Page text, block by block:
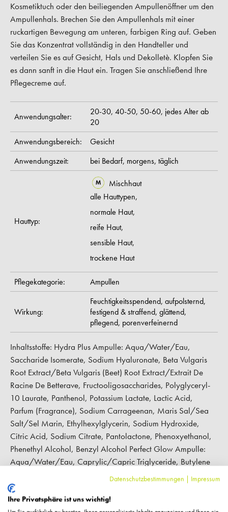
Kosmetiktuch oder den beiliegenden Ampullenöffner um den
Ampullenhals. Brechen Sie den Ampullenhals mit einer
ruckartigen Bewegung am unteren, farbigen Ring auf. Geben
Sie das Konzentrat vollständig in den Handteller und
verteilen Sie es auf Gesicht, Hals und Dekolletè. Klopfen Sie
es dann sanft in die Haut ein. Tragen Sie anschließend Ihre
Pflegecreme auf.
Anwendungsalter: 20-30, 40-50, 50-60, jedes Alter ab
20
Anwendungsbereich:
Gesicht
Anwendungszeit:
bei Bedarf, morgens, täglich
Hauttyp:
Mischhaut
alle Hauttypen,
normale Haut,
reife Haut,
sensible Haut,
trockene Haut
Pflegekategorie: Ampullen
Wirkung:
Feuchtigkeitsspendend, aufpolsternd,
festigend & straffend, glättend,
pflegend, porenverfeinernd
Inhaltsstoffe: Hydra Plus Ampulle: Aqua/Water/Eau,
Saccharide Isomerate, Sodium Hyaluronate, Beta Vulgaris
Root Extract/Beta Vulgaris (Beet) Root Extract/Extrait De
Racine De Betterave, Fructooligosaccharides, Polyglyceryl-
10 Laurate, Panthenol, Potassium Lactate, Lactic Acid,
Parfum (Fragrance), Sodium Carrageenan, Maris Sal/Sea
Salt/Sel Marin, Ethylhexylglycerin, Sodium Hydroxide,
Citric Acid, Sodium Citrate, Pantolactone, Phenoxyethanol,
Phenethyl Alcohol, Benzyl Alcohol Perfect Glow Ampulle:
Aqua/Water/Eau, Caprylic/Capric Triglyceride, Butylene
Glycol, Isoamyl Laurate, Porphyridium Cruentum Extract,
Saccharide Isomerate, Helianthus Annuus (Sunflower) Seed
Oil, Glycerin, Pullulan, Lecithin, Sphingomonas Ferment
Datenschutzbestimmungen | Impressum
Ihre Privatsphäre ist uns wichtig!